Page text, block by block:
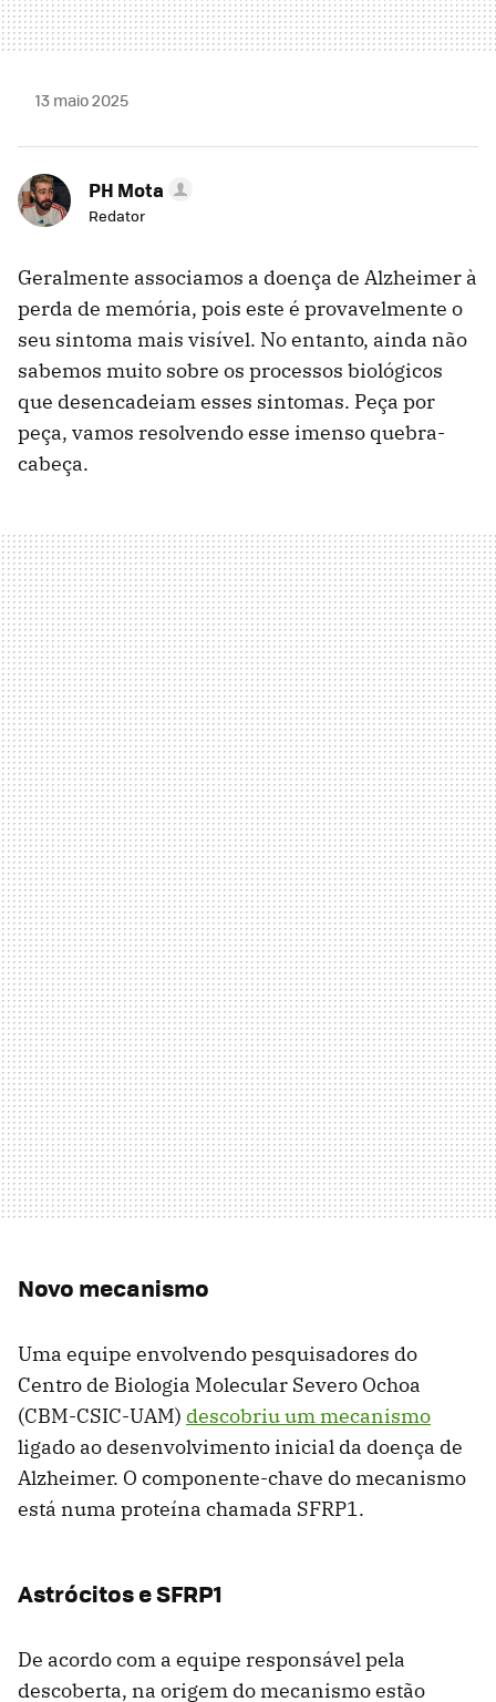
13 maio 2025
PH Mota
Redator
Geralmente associamos a doença de Alzheimer à
perda de memória, pois este é provavelmente o
seu sintoma mais visível. No entanto, ainda não
sabemos muito sobre os processos biológicos
que desencadeiam esses sintomas. Peça por
peça, vamos resolvendo esse imenso quebra-
cabeça.
Novo mecanismo
Uma equipe envolvendo pesquisadores do
Centro de Biologia Molecular Severo Ochoa
(CBM-CSIC-UAM) descobriu um mecanismo
ligado ao desenvolvimento inicial da doença de
Alzheimer. O componente-chave do mecanismo
está numa proteína chamada SFRP1.
Astrócitos e SFRP1
De acordo com a equipe responsável pela
descoberta, na origem do mecanismo estão